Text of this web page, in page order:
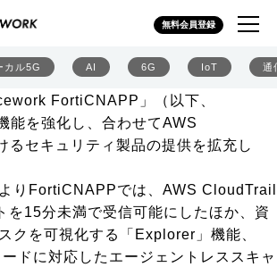
無料会員登録
カル5G AI 6G IoT 通
、CNAPPを強化 AWSマケプレでの製
ャパンは2025年7月22日、クラウドネ
ション保護プラットフォーム
FortiCNAPP」（以下、
能を強化し、合わせてAWS
るセキュリティ製品の提供を拡充し
りFortiCNAPPでは、AWS CloudTrail
を15分未満で受信可能にしたほか、資
クを可視化する「Explorer」機能、
ドに対応したエージェントレススキャ